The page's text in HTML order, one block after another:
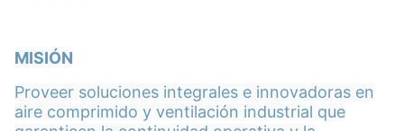
MISIÓN
Proveer soluciones integrales e innovadoras en
aire comprimido y ventilación industrial que